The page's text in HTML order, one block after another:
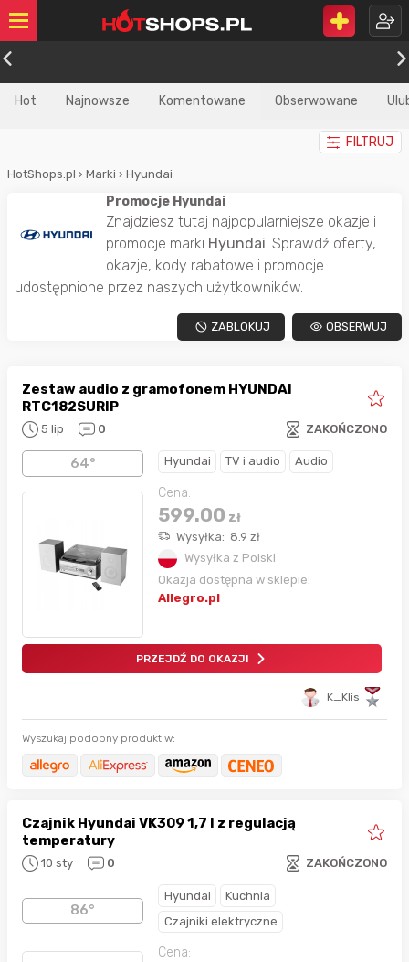
Hot Najnowsze Komentowane Obserwowane
FILTRUJ
HotShops.pl › Marki › Hyundai
Promocje Hyundai
Znajdziesz tutaj najpopularniejsze okazje i
promocje marki Hyundai . Sprawdź oferty,
okazje, kody rabatowe i promocje
udostępnione przez naszych użytkowników.
OBSERWUJ
ZABLOKUJ
Zestaw audio z gramofonem HYUNDAI
RTC182SURIP
5 lip 0 ZAKOŃCZONO
64° Hyundai TV i audio Audio
Cena:
599.00 zł
Wysyłka: 8.9 zł
Wysyłka z Polski
Okazja dostępna w sklepie:
Allegro.pl
PRZEJDŹ DO OKAZJI
K_Klis
Wyszukaj podobny produkt w:
Czajnik Hyundai VK309 1,7 l z regulacją
temperatury
10 sty 0 ZAKOŃCZONO
86°
Hyundai
Kuchnia
Czajniki elektryczne
Cena: